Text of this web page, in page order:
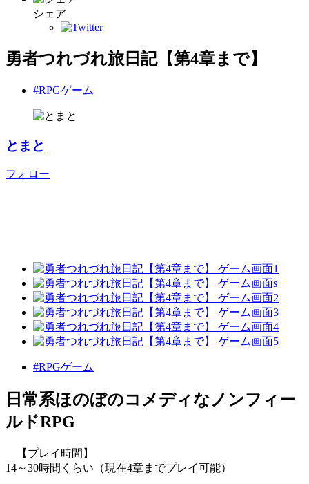
シェア
勇者つれづれ旅日記【第4章まで】
#RPGゲーム
とまと
フォロー
#RPGゲーム
日常系ほのぼのコメディなノンフィー
ルドRPG
【プレイ時間】
14～30時間くらい（現在4章までプレイ可能）